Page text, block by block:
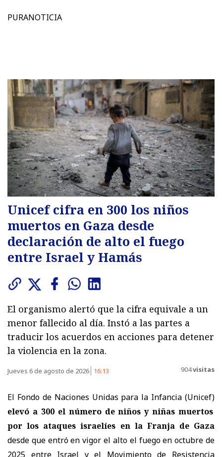
PURANOTICIA
Unicef cifra en 300 los niños
muertos en Gaza desde
declaración de alto el fuego
entre Israel y Hamás
El organismo alertó que la cifra equivale a un
menor fallecido al día. Instó a las partes a
traducir los acuerdos en acciones para detener
la violencia en la zona.
Jueves 6 de agosto de 2026 16:13 904visitas
El Fondo de Naciones Unidas para la Infancia (Unicef)
elevó a 300 el número de niños y niñas muertos
por los ataques israelíes en la Franja de Gaza
desde que entró en vigor el alto el fuego en octubre de
2025 entre Israel y el Movimiento de Resistencia